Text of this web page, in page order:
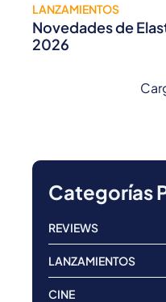
LANZAMIENTOS
Novedades de
2026
Categorías
REVIEWS
LANZAMIENTOS
CINE